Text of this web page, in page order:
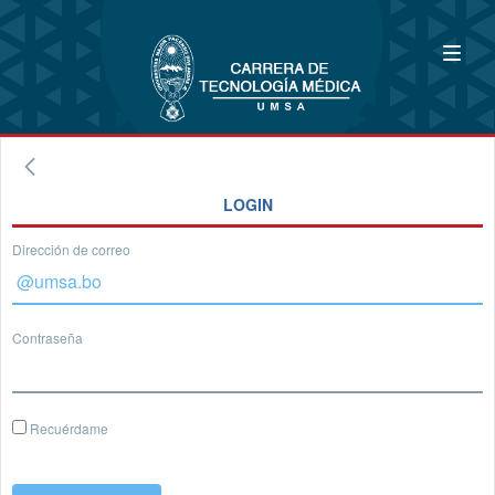
LOGIN
Dirección de correo
Contraseña
Recuérdame